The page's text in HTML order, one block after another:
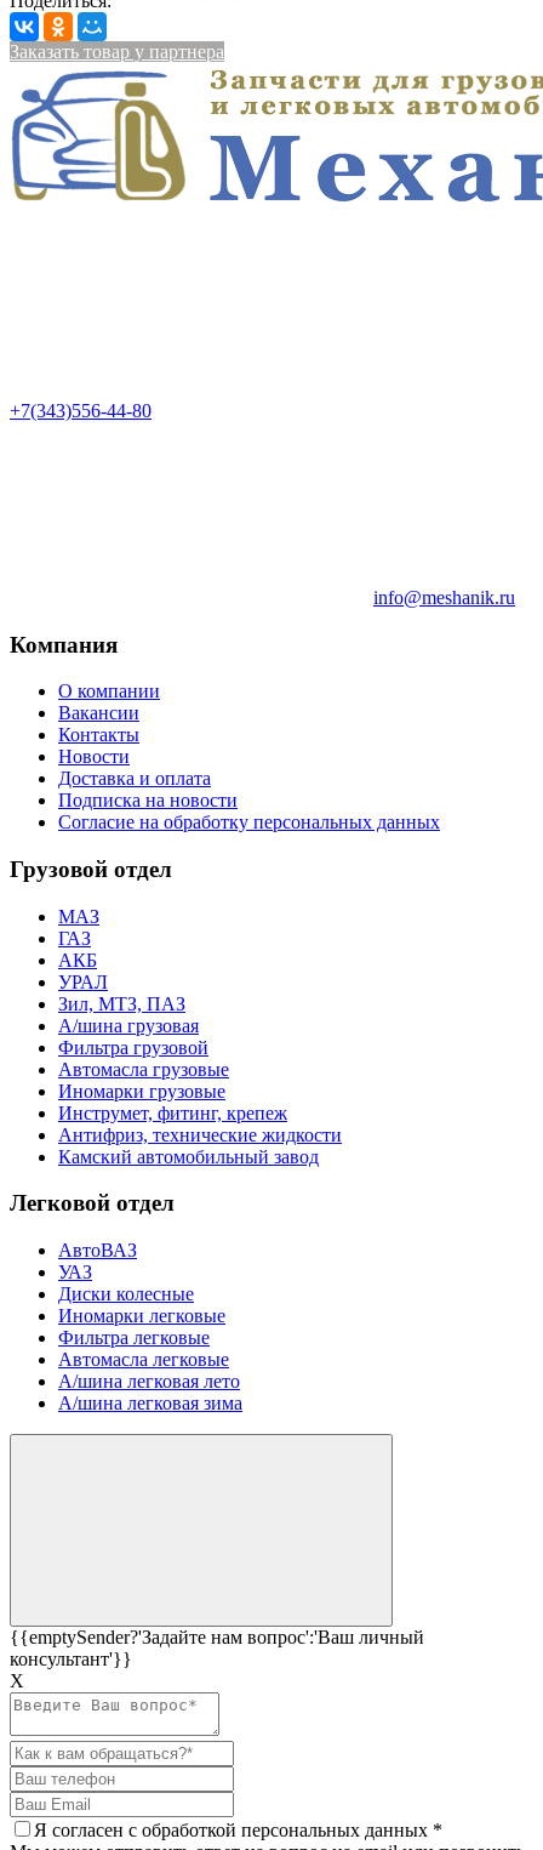
Заказать товар у партнера
+7(343)556-44-80
info@meshanik.ru
Компания
О компании
Вакансии
Контакты
Новости
Доставка и оплата
Подписка на новости
Согласие на обработку персональных данных
Грузовой отдел
МАЗ
ГАЗ
АКБ
УРАЛ
Зил, МТЗ, ПАЗ
А/шина грузовая
Фильтра грузовой
Автомасла грузовые
Иномарки грузовые
Инструмет, фитинг, крепеж
Антифриз, технические жидкости
Камский автомобильный завод
Легковой отдел
АвтоВАЗ
УАЗ
Диски колесные
Иномарки легковые
Фильтра легковые
Автомасла легковые
А/шина легковая лето
А/шина легковая зима
{{emptySender?'Задайте нам вопрос':'Ваш личный
консультант'}}
Х
Я согласен c обработкой персональных данных *